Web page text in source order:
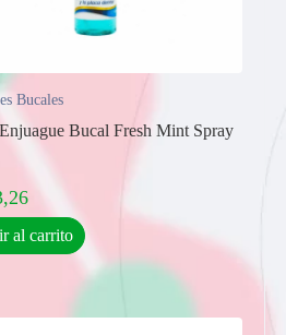
Bucales
Bucal Fresh Mint Spray
al carrito